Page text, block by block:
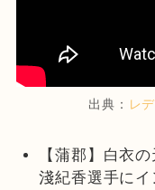
出典： レ
【蒲郡】白衣
淺紀香選手にイ